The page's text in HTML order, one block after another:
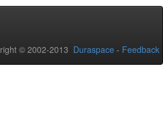
© 2002-2013 Duraspace - Feedback